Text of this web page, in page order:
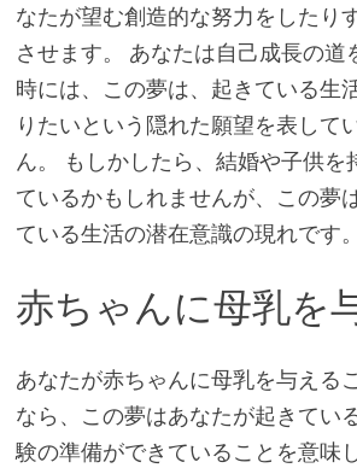
なたが望む創造的な努力をしたり
させます。 あなたは自己成長の道
時には、この夢は、起きている生
りたいという隠れた願望を表して
ん。 もしかしたら、結婚や子供を
ているかもしれませんが、この夢
ている生活の潜在意識の現れです。
赤ちゃんに母乳を
あなたが赤ちゃんに母乳を与える
なら、この夢はあなたが起きてい
験の準備ができていることを意味